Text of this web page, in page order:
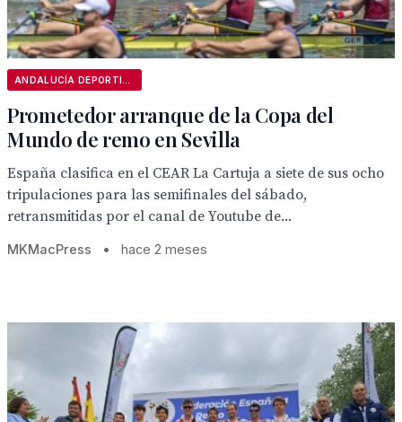
Prometedor arranque de la Copa del
Mundo de remo en Sevilla
España clasifica en el CEAR La Cartuja a siete de sus ocho
tripulaciones para las semifinales del sábado,
retransmitidas por el canal de Youtube de...
MKMacPress • hace 2 meses